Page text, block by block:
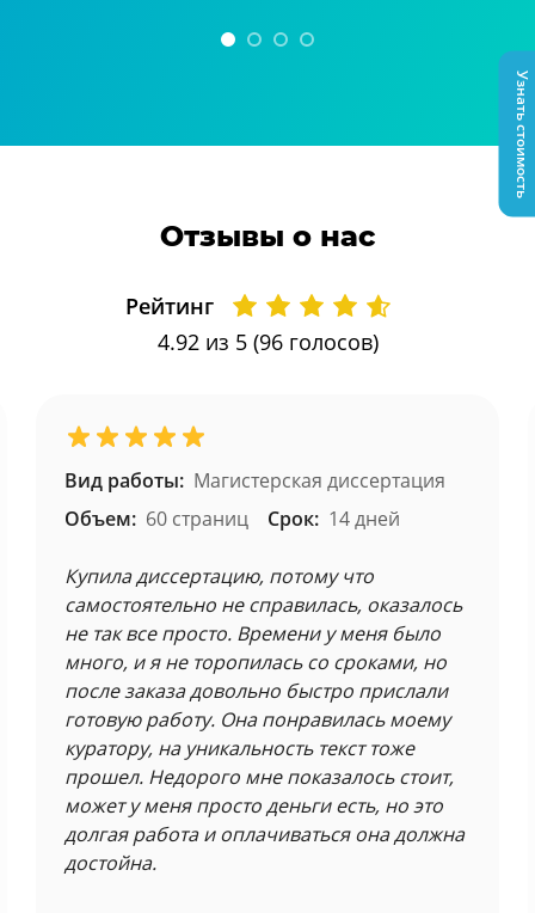
Отзывы о нас
Рейтинг
4.92из 5 (96 голосов)
Вид работы: Магистерская диссертация
Объем: 60 страниц Срок: 14 дней
Купила диссертацию, потому что
самостоятельно не справилась, оказалось
не так все просто. Времени у меня было
много, и я не торопилась со сроками, но
после заказа довольно быстро прислали
готовую работу. Она понравилась моему
куратору, на уникальность текст тоже
прошел. Недорого мне показалось стоит,
может у меня просто деньги есть, но это
долгая работа и оплачиваться она должна
достойна.
Узнать стоимость